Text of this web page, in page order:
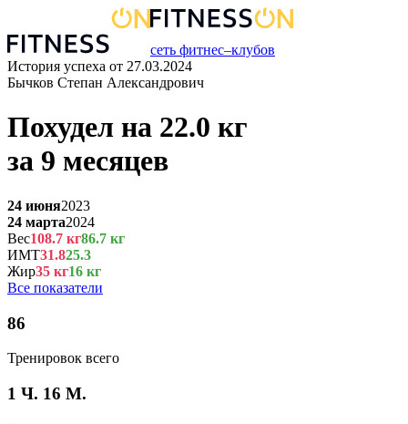
сеть фитнес–клубов
История успеха от 27.03.2024
Бычков Степан Александрович
Похудел на 22.0 кг
за 9 месяцев
24 июня2023
24 марта2024
Вес108.7 кг86.7 кг
ИМТ31.825.3
Жир35 кг16 кг
Все показатели
86
Тренировок всего
1 Ч. 16 М.